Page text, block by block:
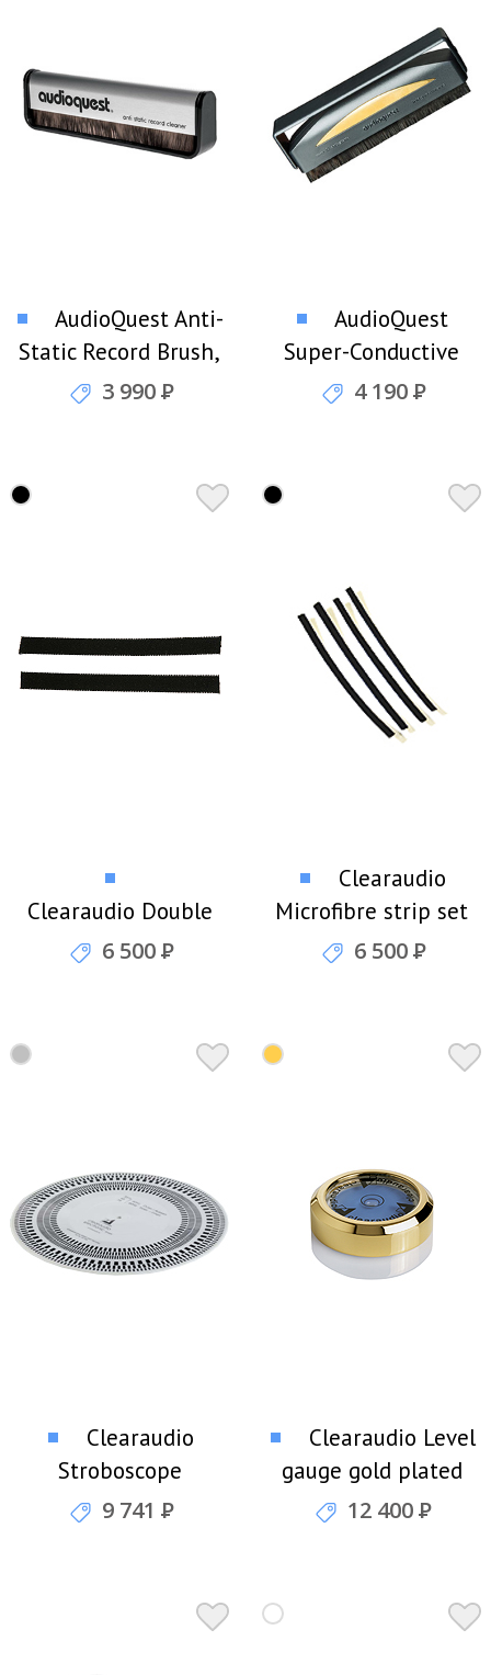
AudioQuest Anti-
Static Record Brush,
щетка для чистки
3 990Р
AudioQuest
Super-Conductive
Anti-Static Record
4 190Р
Clearaudio Double
Matrix Microfibre
6 500Р
Clearaudio
Microfibre strip set
Сменные полоски из
6 500Р
Clearaudio
Stroboscope
Testrecord Тестовый
9 741 Р
Clearaudio Level
gauge gold plated
Пузырьковый
12 400Р